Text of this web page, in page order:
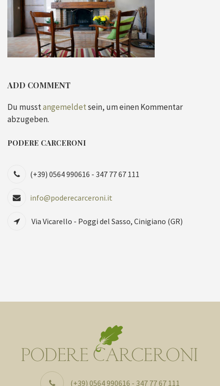
ADD COMMENT
Du musstangemeldetsein, um einen Kommentar
abzugeben.
PODERE CARCERONI
(+39) 0564 990616 - 347 77 67 111
info@poderecarceroni.it
Via Vicarello - Poggi del Sasso, Cinigiano (GR)
(+39) 0564 990616 - 347 77 67 111